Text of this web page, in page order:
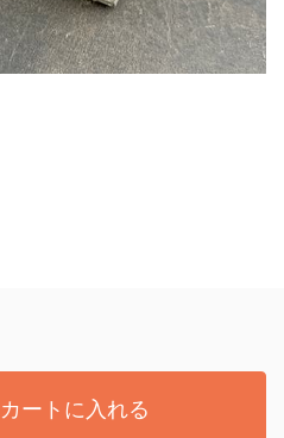
カートに入れる